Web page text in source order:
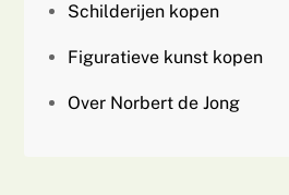
Schilderijen kopen
Figuratieve kunst kopen
Over Norbert de Jong